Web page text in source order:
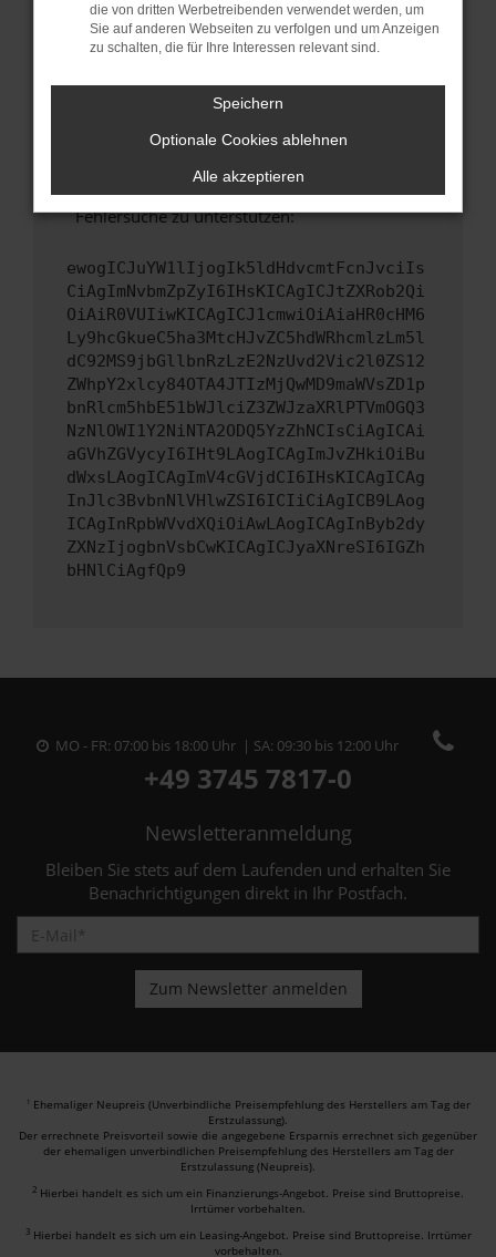
Sicherheitsrisiko, sondern kann auch dazu
führen, dass bestimmte Funktionen nicht mehr
unterstützt werden.
Wende dich an den Webseitenbetreiber.
Wenn du alle oben genannten Schritte versucht
hast, kontaktiere uns bitte. Wir werden
versuchen, das Problem zu beheben. Du kannst
uns diesen Text schicken, um uns bei der
Fehlersuche zu unterstützen:
ewogICJuYW1lIjogIk5ldHdvcmtFcnJvciIs
CiAgImNvbmZpZyI6IHsKICAgICJtZXRob2Qi
OiAiR0VUIiwKICAgICJ1cmwiOiAiaHR0cHM6
Ly9hcGkueC5ha3MtcHJvZC5hdWRhcmlzLm5l
dC92MS9jbGllbnRzLzE2NzUvd2Vic2l0ZS12
ZWhpY2xlcy84OTA4JTIzMjQwMD9maWVsZD1p
bnRlcm5hbE51bWJlciZ3ZWJzaXRlPTVmOGQ3
NzNlOWI1Y2NiNTA2ODQ5YzZhNCIsCiAgICAi
aGVhZGVycyI6IHt9LAogICAgImJvZHkiOiBu
dWxsLAogICAgImV4cGVjdCI6IHsKICAgICAg
InJlc3BvbnNlVHlwZSI6ICIiCiAgICB9LAog
ICAgInRpbWVvdXQiOiAwLAogICAgInByb2dy
ZXNzIjogbnVsbCwKICAgICJyaXNreSI6IGZh
bHNlCiAgfQp9
MO - FR: 07:00 bis 18:00 Uhr | SA: 09:30 bis 12:00 Uhr
+49 3745 7817-0
Newsletteranmeldung
Bleiben Sie stets auf dem Laufenden und erhalten Sie
Benachrichtigungen direkt in Ihr Postfach.
1 Ehemaliger Neupreis (Unverbindliche Preisempfehlung des Herstellers am Tag der
Erstzulassung).
Der errechnete Preisvorteil sowie die angegebene Ersparnis errechnet sich gegenüber
der ehemaligen unverbindlichen Preisempfehlung des Herstellers am Tag der
Erstzulassung (Neupreis).
2 Hierbei handelt es sich um ein Finanzierungs-Angebot. Preise sind Bruttopreise.
Irrtümer vorbehalten.
3 Hierbei handelt es sich um ein Leasing-Angebot. Preise sind Bruttopreise. Irrtümer
vorbehalten.
die von dritten Werbetreibenden verwendet werden, um
Sie auf anderen Webseiten zu verfolgen und um Anzeigen
zu schalten, die für Ihre Interessen relevant sind.
Speichern
Optionale Cookies ablehnen
Alle akzeptieren